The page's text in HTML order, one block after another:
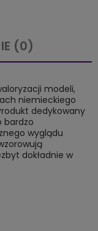
(0)
modeli,
niemieckiego
dedykowany
bardzo
wyglądu
dokładnie w